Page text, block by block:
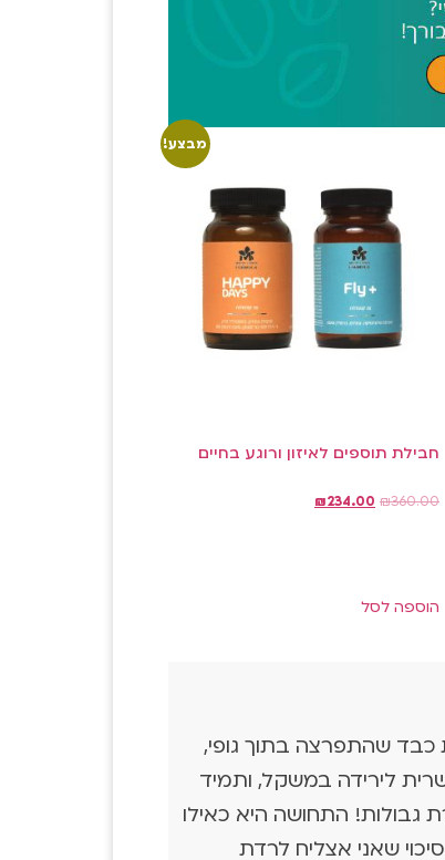
מבצע!
חבילת תוספים לאיזון ורוגע בחיים
₪360.00
₪234.00
הוספה לסל
נפשי ומחלת כבד שהתפרצה בתוך גופי,
לירידה במשקל, ותמיד
התחושה היא כאילו
שאני אצליח לרדת